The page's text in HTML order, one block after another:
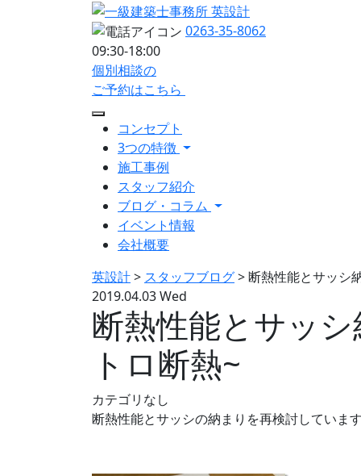
0263-35-8062
09:30-18:00
個別相談の
ご予約はこちら
コンセプト
3つの特徴
施工事例
スタッフ紹介
ブログ・コラム
イベント情報
会社概要
英設計> スタッフブログ>断熱性能とサッシ
2019.04.03 Wed
断熱性能とサッ
トロ断熱~
カテゴリなし
断熱性能とサッシの納まりを再検討しています